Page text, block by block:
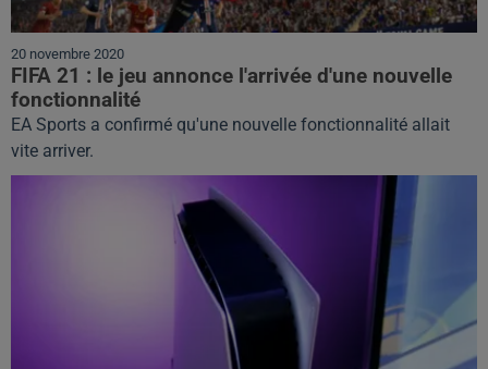
20 novembre 2020
FIFA 21 : le jeu annonce l'arrivée d'une nouvelle
fonctionnalité
EA Sports a confirmé qu'une nouvelle fonctionnalité allait
vite arriver.